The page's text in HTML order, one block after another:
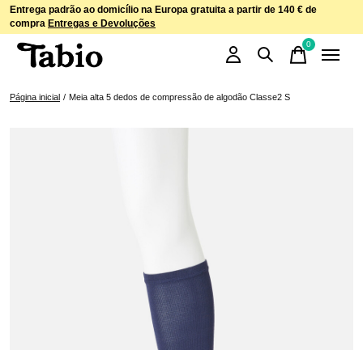
Entrega padrão ao domicílio na Europa gratuita a partir de 140 € de
compra Entregas e Devoluções
0items
Página inicial / Meia alta 5 dedos de compressão de algodão Classe2 S